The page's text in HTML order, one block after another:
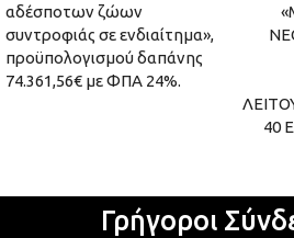
αδέσποτων ζώων
συντροφιάς σε ενδιαίτημα»,
προϋπολογισμού δαπάνης
74.361,56€ με ΦΠΑ 24%.
40
Γρήγοροι